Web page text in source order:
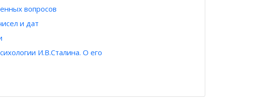
вопросов
и дат
И.В.Сталина. О его